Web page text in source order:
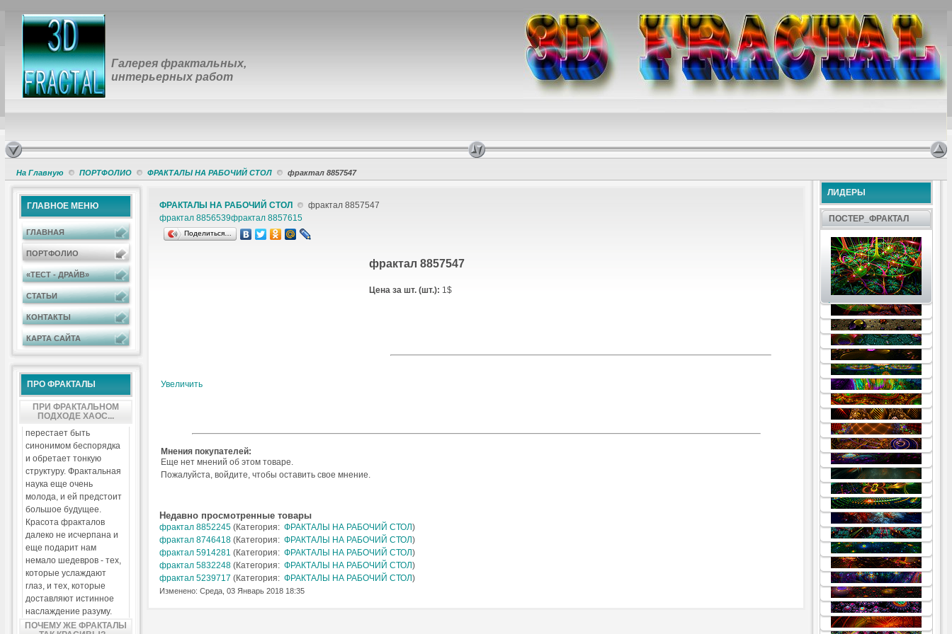
Галерея фрактальных,
интерьерных работ
На Главную ПОРТФОЛИО ФРАКТАЛЫ НА РАБОЧИЙ СТОЛ фрактал 8857547
ГЛАВНОЕ МЕНЮ
ГЛАВНАЯ
ПОРТФОЛИО
«ТЕСТ - ДРАЙВ»
СТАТЬИ
КОНТАКТЫ
КАРТА САЙТА
ПРО ФРАКТАЛЫ
ПРИ ФРАКТАЛЬНОМ
ПОДХОДЕ ХАОС...
перестает быть
синонимом беспорядка
и обретает тонкую
структуру. Фрактальная
наука еще очень
молода, и ей предстоит
большое будущее.
Красота фракталов
далеко не исчерпана и
еще подарит нам
немало шедевров - тех,
которые услаждают
глаз, и тех, которые
доставляют истинное
наслаждение разуму.
ПОЧЕМУ ЖЕ ФРАКТАЛЫ
ЛИДЕРЫ
ПОСТЕР_ФРАКТАЛ
.
.
.
.
.
.
.
.
.
.
.
.
.
.
.
.
.
.
.
.
.
ФРАКТАЛЫ НА РАБОЧИЙ СТОЛ
фрактал 8857547
фрактал 8856539фрактал 8857615
Поделиться…
Увеличить
фрактал 8857547
Цена за шт. (шт.): 1$
Мнения покупателей:
Еще нет мнений об этом товаре.
Пожалуйста, войдите, чтобы оставить свое мнение.
Недавно просмотренные товары
фрактал 8852245(Категория: ФРАКТАЛЫ НА РАБОЧИЙ СТОЛ)
фрактал 8746418(Категория: ФРАКТАЛЫ НА РАБОЧИЙ СТОЛ)
фрактал 5914281 (Категория: ФРАКТАЛЫ НА РАБОЧИЙ СТОЛ)
фрактал 5832248(Категория: ФРАКТАЛЫ НА РАБОЧИЙ СТОЛ)
фрактал 5239717 (Категория: ФРАКТАЛЫ НА РАБОЧИЙ СТОЛ)
Изменено: Среда, 03 Январь 2018 18:35